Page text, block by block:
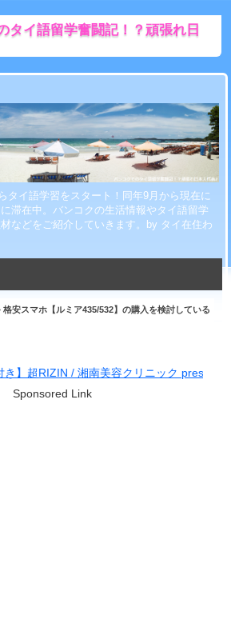
タイ語留学奮闘記！？頑張れ日
タイ語学習をスタート！同年9月から現在に
滞在中。バンコクの生活情報やタイ語留学
などをご紹介していきます。by タイ在住わ
格安スマホ【ルミア435/532】の購入を検討している
南美容クリニック presents RIZIN.38
Sponsored Link